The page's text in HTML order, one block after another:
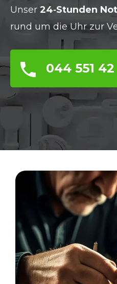
Unser 24‑Stunden
rund um die Uhr zur
044 551